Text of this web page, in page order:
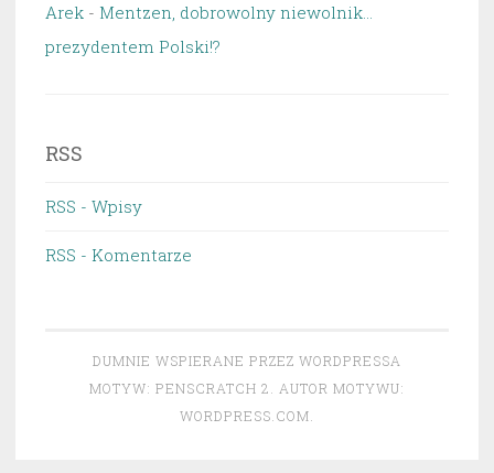
Arek - Mentzen, dobrowolny niewolnik…
prezydentem Polski!?
RSS
RSS - Wpisy
RSS - Komentarze
DUMNIE WSPIERANE PRZEZ WORDPRESSA
MOTYW: PENSCRATCH 2. AUTOR MOTYWU:
WORDPRESS.COM.